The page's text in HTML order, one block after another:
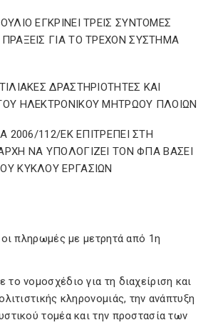
πληρωμές με μετρητά από 1η
νομοσχέδιο για τη διαχείριση και
κληρονομιάς, την ανάπτυξη
τομέα και την προστασία των
ΕΓΚΡΙΝΕΙ ΤΡΕΙΣ ΣΥΝΤΟΜΕΣ
ΓΙΑ ΤΟ ΤΡΕΧΟΝ ΣΥΣΤΗΜΑ
ΔΡΑΣΤΗΡΙΟΤΗΤΕΣ ΚΑΙ
ΗΛΕΚΤΡΟΝΙΚΟΥ ΜΗΤΡΩΟΥ ΠΛΟΙΩΝ
2006/112/ΕΚ ΕΠΙΤΡΕΠΕΙ ΣΤΗ
ΝΑ ΥΠΟΛΟΓΙΖΕΙ ΤΟΝ ΦΠΑ ΒΑΣΕΙ
ΚΥΚΛΟΥ ΕΡΓΑΣΙΩΝ